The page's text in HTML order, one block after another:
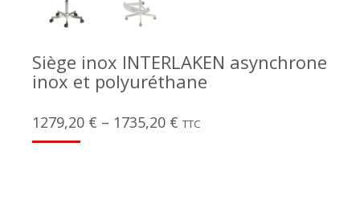
Siège inox INTERLAKEN asynchrone
inox et polyuréthane
1279,20 € – 1735,20 € TTC